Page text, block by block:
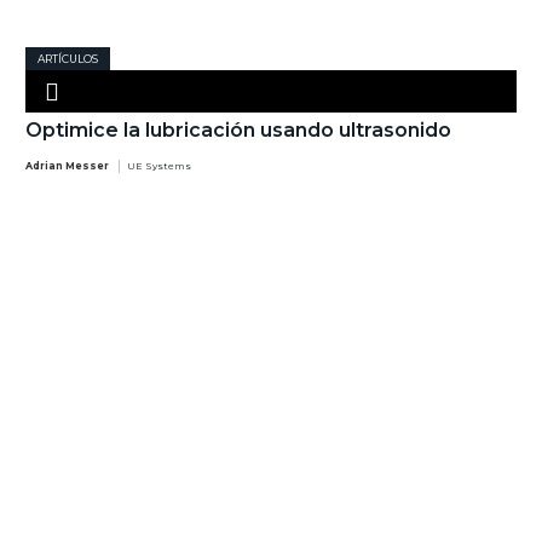
ARTÍCULOS
Optimice la lubricación usando ultrasonido
Adrian Messer UE Systems